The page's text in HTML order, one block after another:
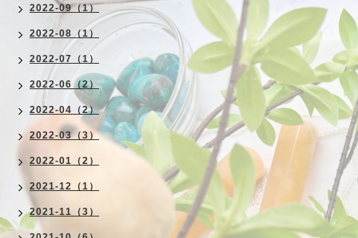
2022-09（1）
2022-08（1）
2022-07（1）
2022-06（2）
2022-04（2）
2022-03（3）
2022-01（2）
2021-12（1）
2021-11（3）